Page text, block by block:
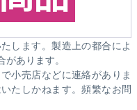
します。製造上の都合によ
あります。
小売店などに連絡がありま
たしかねます。頻繁なお問